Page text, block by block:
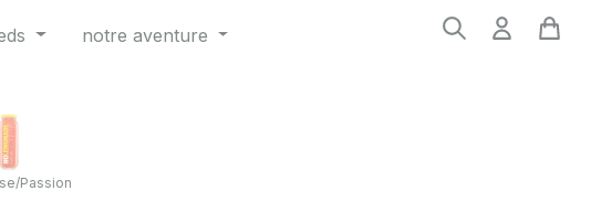
notre aventure
Passion